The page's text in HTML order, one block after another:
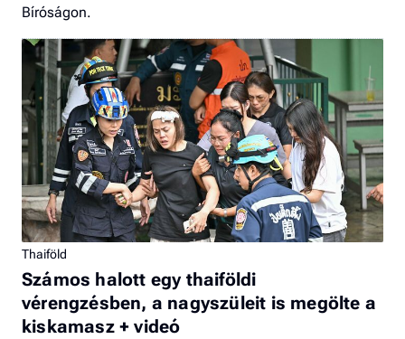
Bíróságon.
Thaiföld
Számos halott egy thaiföldi
vérengzésben, a nagyszüleit is megölte a
kiskamasz + videó